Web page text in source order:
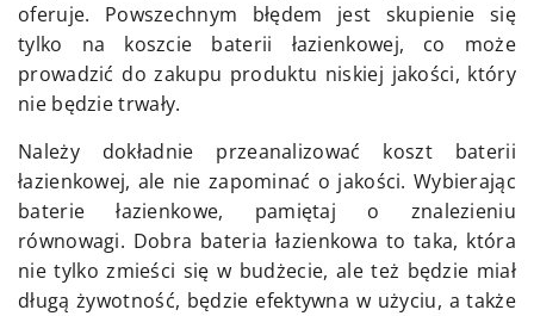
oferuje. Powszechnym błędem jest skupienie się
tylko na koszcie baterii łazienkowej, co może
prowadzić do zakupu produktu niskiej jakości, który
nie będzie trwały.
Należy dokładnie przeanalizować koszt baterii
łazienkowej, ale nie zapominać o jakości. Wybierając
baterie łazienkowe, pamiętaj o znalezieniu
równowagi. Dobra bateria łazienkowa to taka, która
nie tylko zmieści się w budżecie, ale też będzie miał
długą żywotność, będzie efektywna w użyciu, a także